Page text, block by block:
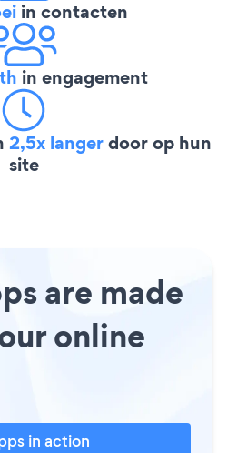
in contacten
in engagement
2,5x langerdoor op hun
site
are made
online
in action